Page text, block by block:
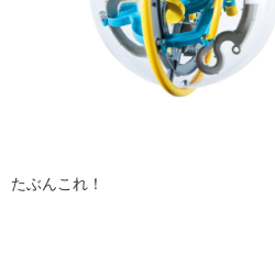
たぶんこれ！